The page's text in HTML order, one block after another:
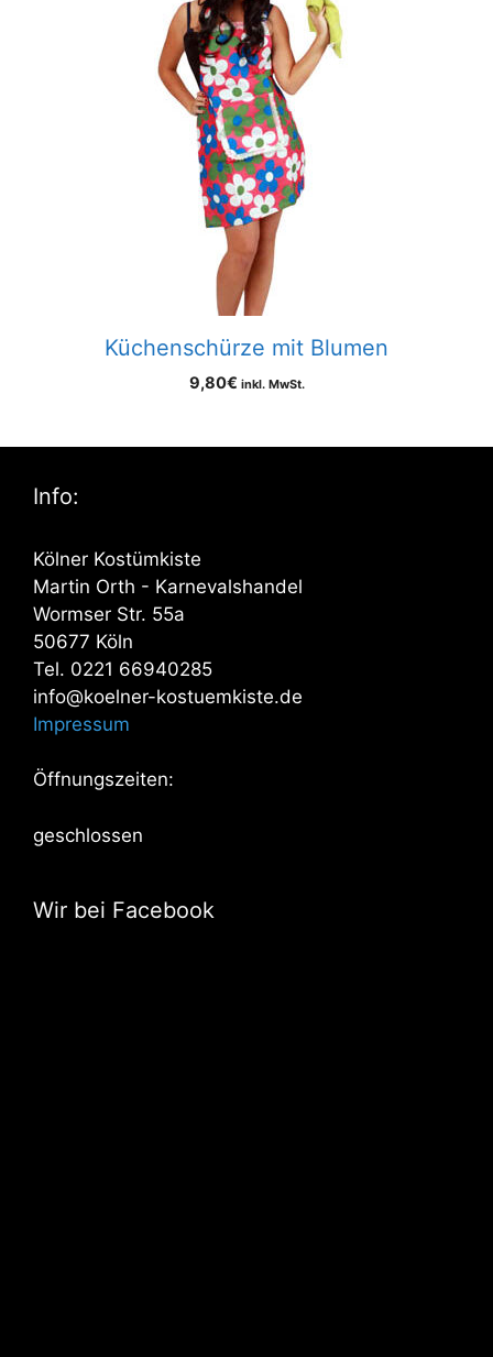
Küchenschürze mit Blumen
9,80€ inkl. MwSt.
Info:
Kölner Kostümkiste
Martin Orth - Karnevalshandel
Wormser Str. 55a
50677 Köln
Tel. 0221 66940285
info@koelner-kostuemkiste.de
Impressum
Öffnungszeiten:
geschlossen
Wir bei Facebook